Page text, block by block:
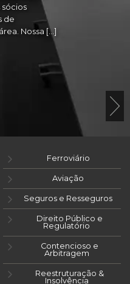
sócios
de
Nossa […]
Ferroviário
Aviação
Seguros e Resseguros
Direito Público e
Regulatório
Contencioso e
Arbitragem
Reestruturação &
Insolvência